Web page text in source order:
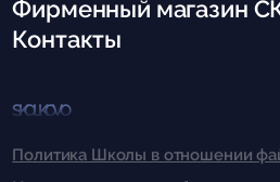
Фирменный магазин
Контакты
SKOLKOVO
Политика Школы в отношении